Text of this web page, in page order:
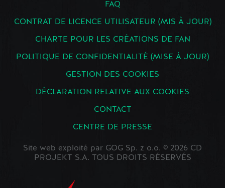
FAQ
CONTRAT DE LICENCE UTILISATEUR (MIS À JOUR)
CHARTE POUR LES CRÉATIONS DE FAN
POLITIQUE DE CONFIDENTIALITÉ (MISE À JOUR)
GESTION DES COOKIES
DÉCLARATION RELATIVE AUX COOKIES
CONTACT
CENTRE DE PRESSE
Site web exploité par GOG Sp. z o.o. © 2026 CD
PROJEKT S.A. TOUS DROITS RÉSERVÉS